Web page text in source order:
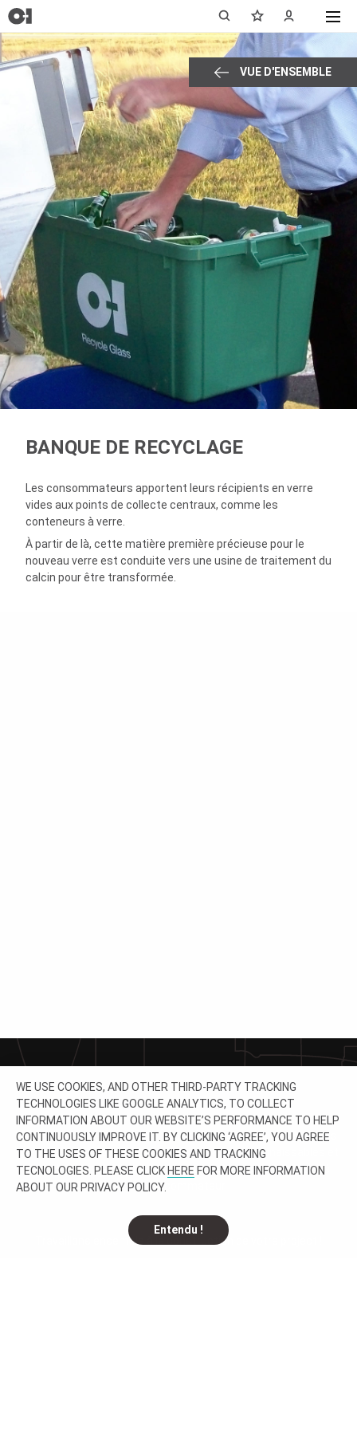
VUE D'ENSEMBLE
BANQUE DE RECYCLAGE
Les consommateurs apportent leurs récipients en verre
vides aux points de collecte centraux, comme les
conteneurs à verre.
À partir de là, cette matière première précieuse pour le
nouveau verre est conduite vers une usine de traitement du
calcin pour être transformée.
Le verre O-I est fabriqué dans plus de 20 pays du monde. Nous
créons des emballages en verre innovants, reconnaissables et
superbes qui valorisent les marques et attisent la curiosité
du consommateur.
Travaillons ensemble à la construction de votre project !
WE USE COOKIES, AND OTHER THIRD-PARTY TRACKING
TECHNOLOGIES LIKE GOOGLE ANALYTICS, TO COLLECT
INFORMATION ABOUT OUR WEBSITE’S PERFORMANCE TO HELP
CONTINUOUSLY IMPROVE IT. BY CLICKING ‘AGREE’, YOU AGREE
TO THE USES OF THESE COOKIES AND TRACKING
TECNOLOGIES. PLEASE CLICK HERE FOR MORE INFORMATION
ABOUT OUR PRIVACY POLICY.
Entendu !